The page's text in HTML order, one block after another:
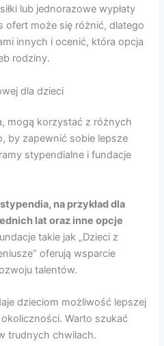
lub jednorazowe wypłaty
ofert może się różnić, dlatego
innych i ocenić, która opcja
rodziny.
dla dzieci
mogą korzystać z różnych
by zapewnić sobie lepsze
stypendialne i fundacje
na przykład dla
lat oraz inne opcje
takie jak „Dzieci z
oferują wsparcie
talentów.
dzieciom możliwość lepszej
Warto szukać
trudnych chwilach.